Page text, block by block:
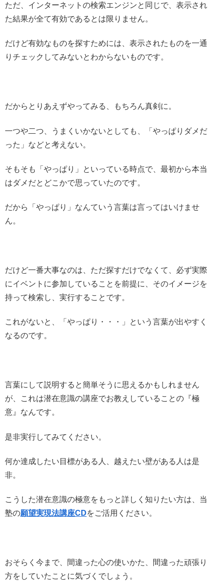
ただ、インターネットの検索エンジンと同じで、表示され
た結果が全て有効であるとは限りません。
だけど有効なものを探すためには、表示されたものを一通
りチェックしてみないとわからないものです。
だからとりあえずやってみる、もちろん真剣に。
一つや二つ、うまくいかないとしても、「やっぱりダメだ
った」などと考えない。
そもそも「やっぱり」といっている時点で、最初から本当
はダメだとどこかで思っていたのです。
だから「やっぱり」なんていう言葉は言ってはいけませ
ん。
だけど一番大事なのは、ただ探すだけでなくて、必ず実際
にイベントに参加していることを前提に、そのイメージを
持って検索し、実行することです。
これがないと、「やっぱり・・・」という言葉が出やすく
なるのです。
言葉にして説明すると簡単そうに思えるかもしれません
が、これは潜在意識の講座でお教えしていることの『極
意』なんです。
是非実行してみてください。
何か達成したい目標がある人、越えたい壁がある人は是
非。
こうした潜在意識の極意をもっと詳しく知りたい方は、当
塾の願望実現法講座CDをご活用ください。
おそらく今まで、間違った心の使いかた、間違った頑張り
方をしていたことに気づくでしょう。